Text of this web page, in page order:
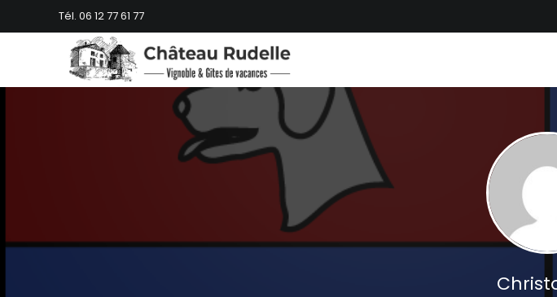
to
Tél. 06 12 77 61 77